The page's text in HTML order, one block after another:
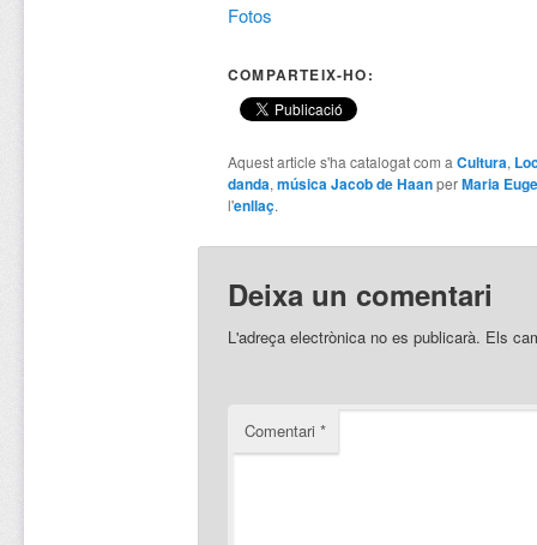
Fotos
COMPARTEIX-HO:
Aquest article s'ha catalogat com a Cultura,
danda, música Jacob de HaanperMaria
l'enllaç.
Deixa un comentari
L'adreça electrònica no es publicarà. Els
Comentari *